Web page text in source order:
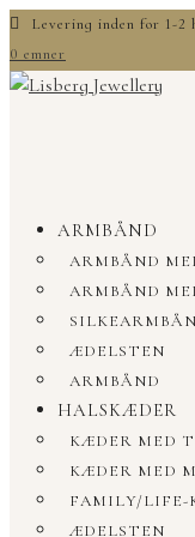
Levering inden for 1-2
0 emner
ARMBÅND
ARMBÅND
ARMBÅND
ÆDELSTEN
ARMBÅND
HALSKÆDER
KÆDER MED
KÆDER MED
FAMILY/LIFE-
ÆDELSTEN